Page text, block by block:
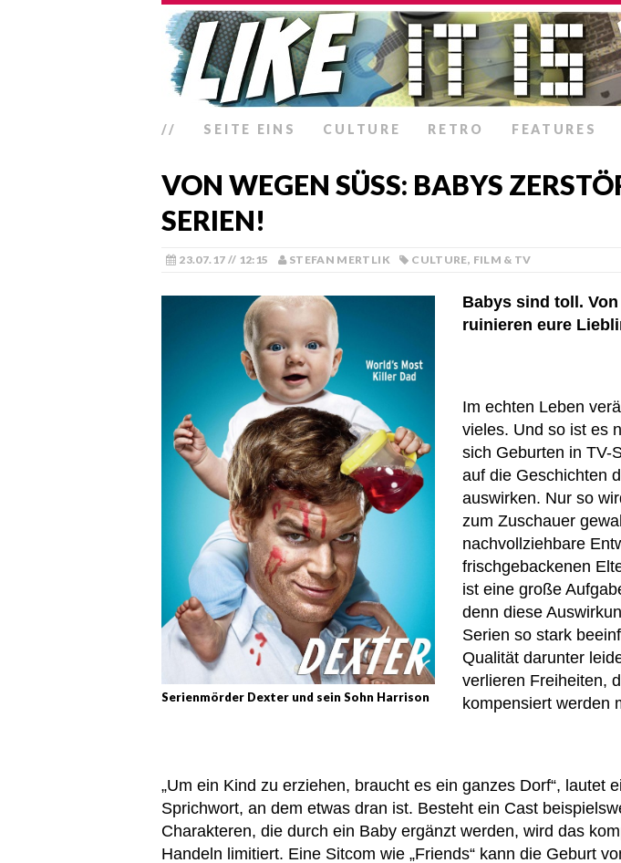
// SEITE EINS CULTURE RETRO FEATURES
VON WEGEN SÜSS: BABYS
ERIEN!
23.07.17 // 12:15 STEFAN MERTLIK CULTURE, FILM & TV
Serienmörder Dexter und sein Sohn Harrison
Babys sind toll.
ruinieren eure
Im echten Leben
vieles. Und so ist es
sich Geburten in TV-
auf die Geschichten
auswirken. Nur so
zum Zuschauer
nachvollziehbare
frischgebackenen
ist eine große
denn diese
Serien so stark
Qualität darunter
verlieren Freiheiten,
kompensiert werden
„Um ein Kind zu erziehen, braucht es ein ganzes Dorf“, lautet
Sprichwort, an dem etwas dran ist. Besteht ein Cast
Charakteren, die durch ein Baby ergänzt werden, wird das
Handeln limitiert. Eine Sitcom wie „Friends“ kann die Geburt